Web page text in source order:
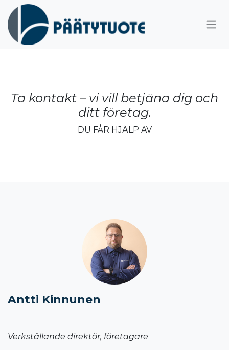
Hoppa till innehåll
Ta kontakt – vi vill betjäna dig och
ditt företag.
DU FÅR HJÄLP AV
Antti Kinnunen
Verkställande direktör, företagare